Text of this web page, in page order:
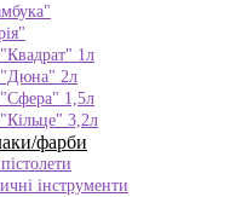
1л
2л
1,5л
3,2л
фарби
інструменти